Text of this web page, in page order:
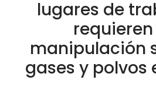
lugares de
manipulación
gases y polvos